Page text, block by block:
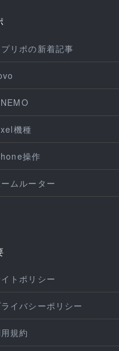
リポの新着記事
機種
操作
ムルーター
トポリシー
イバシーポリシー
規約